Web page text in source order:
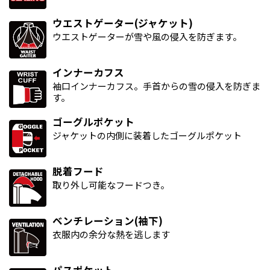
ウエストゲーター(ジャケット)
ウエストゲーターが雪や風の侵入を防ぎます。
インナーカフス
袖口インナーカフス。手首からの雪の侵入を防ぎま
す。
ゴーグルポケット
ジャケットの内側に装着したゴーグルポケット
脱着フード
取り外し可能なフードつき。
ベンチレーション(袖下)
衣服内の余分な熱を逃します